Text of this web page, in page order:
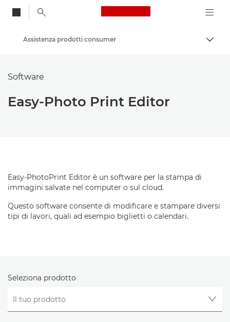
Canon Logo, back
Assistenza prodotti consumer
Software
Easy-Photo Print Editor
Easy-PhotoPrint Editor è un software per la stampa di
immagini salvate nel computer o sul cloud.
Questo software consente di modificare e stampare diversi
tipi di lavori, quali ad esempio biglietti o calendari.
Seleziona prodotto